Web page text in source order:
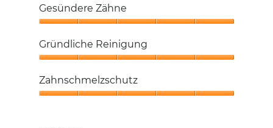
vor
Löchern
den
Zähnen,
5
von
5
Gesündere Zähne
Zähne,
5
5
Gründliche Reinigung
Reinigung,
5
Zahnschmelzschutz